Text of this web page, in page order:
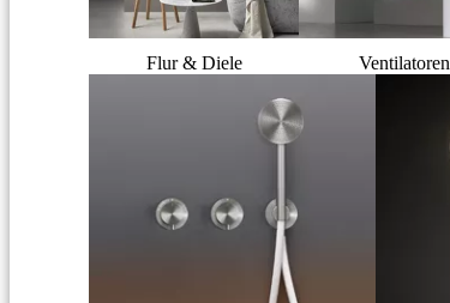
Flur & Diele Ventilatoren